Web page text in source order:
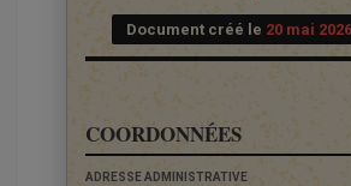
Document créé le 20 mai 2026
COORDONNÉES
ADRESSE ADMINISTRATIVE